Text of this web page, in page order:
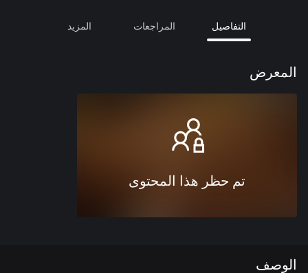
التفاصيل المراجعات المزيد
المعرض
تم حظر هذا المحتوى
الوصف